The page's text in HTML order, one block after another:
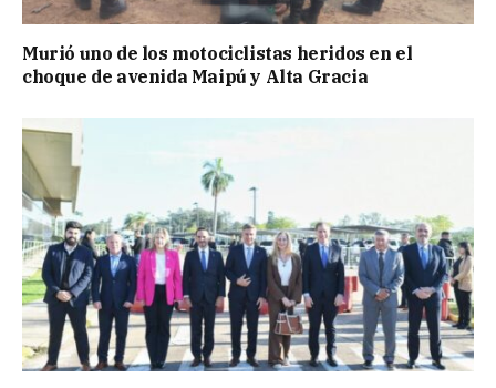
Murió uno de los motociclistas heridos en el
choque de avenida Maipú y Alta Gracia